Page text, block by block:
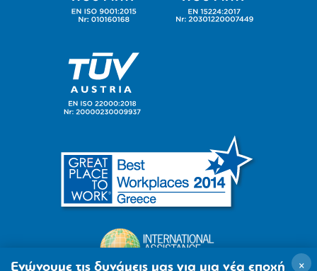
×
Ενώνουμε τις δυνάμεις μας για μια νέα εποχή